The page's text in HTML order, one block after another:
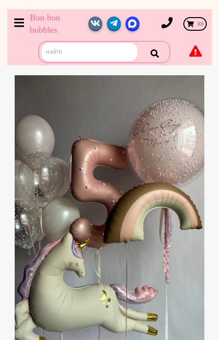
Bon bon
bubbles
(0)